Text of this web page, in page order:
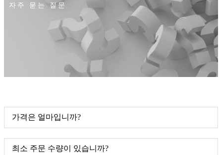
자주 묻는 질문
가격은 얼마입니까?
최소 주문 수량이 있습니까?